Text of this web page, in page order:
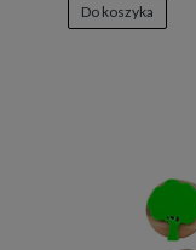
Do koszyka